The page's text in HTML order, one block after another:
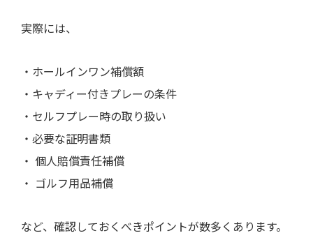
実際には、
・ホールインワン補償額
・キャディー付きプレーの条件
・セルフプレー時の取り扱い
・必要な証明書類
・ 個人賠償責任補償
・ ゴルフ用品補償
など、確認しておくべきポイントが数多くあります。